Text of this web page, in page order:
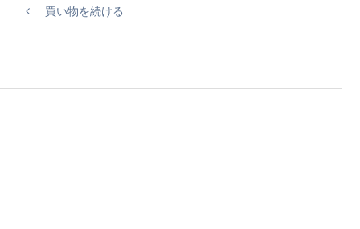
買い物を続ける